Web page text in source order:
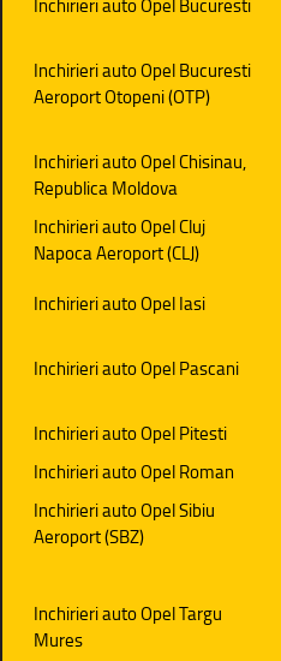
Inchirieri auto Opel Bucuresti
Aeroport Otopeni (OTP)
Inchirieri auto Opel Chisinau,
Republica Moldova
Inchirieri auto Opel Cluj
Napoca Aeroport (CLJ)
Inchirieri auto Opel Iasi
Inchirieri auto Opel Pascani
Inchirieri auto Opel Pitesti
Inchirieri auto Opel Roman
Inchirieri auto Opel Sibiu
Aeroport (SBZ)
Inchirieri auto Opel Targu
Mures